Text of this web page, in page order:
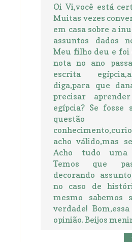
Oi Vi,você está
Muitas vezes
em casa sobre a
assuntos dados
Meu filho deu e foi
nota no ano
escrita
diga,para que
precisar
egípcia? Se fosse
acho válido,mas
Acho tudo uma
Temos que
decorando
no caso de
mesmo sabemos
verdade!
opinião. Beijos